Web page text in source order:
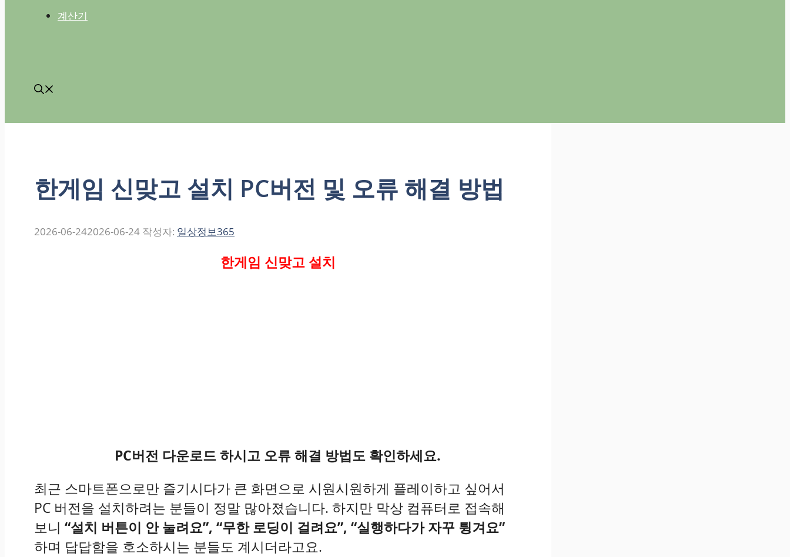
계산기
한게임 신맞고 설치 PC버전 및 오류 해결 방법
2026-06-242026-06-24 작성자: 일상정보365
한게임 신맞고 설치
PC버전 다운로드 하시고 오류 해결 방법도 확인하세요.
최근 스마트폰으로만 즐기시다가 큰 화면으로 시원시원하게 플레이하고 싶어서
PC 버전을 설치하려는 분들이 정말 많아졌습니다. 하지만 막상 컴퓨터로 접속해
보니 “설치 버튼이 안 눌려요”, “무한 로딩이 걸려요”, “실행하다가 자꾸 튕겨요”
하며 답답함을 호소하시는 분들도 계시더라고요.